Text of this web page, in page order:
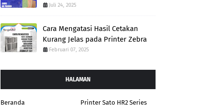
Juli 24, 2025
Cara Mengatasi Hasil Cetakan
Kurang Jelas pada Printer Zebra
Februari 07, 2025
HALAMAN
Beranda
Printer Sato HR2 Series